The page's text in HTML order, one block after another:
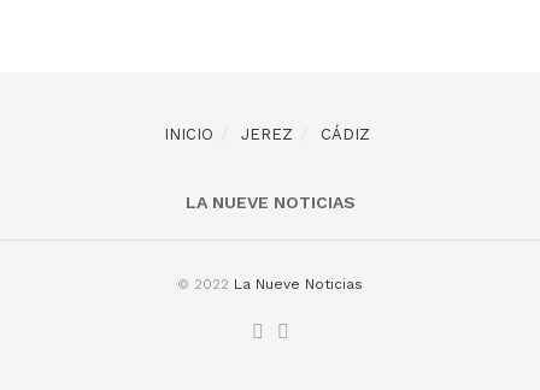
INICIO JEREZ CÁDIZ
LA NUEVE NOTICIAS
© 2022 La Nueve Noticias